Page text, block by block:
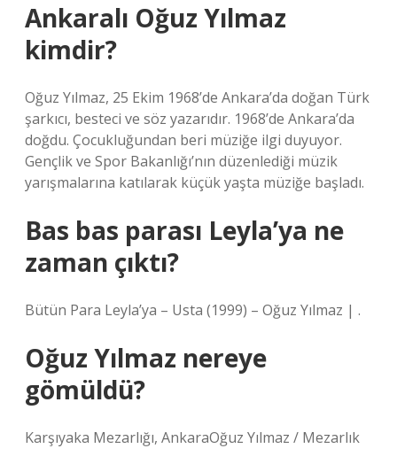
Ankaralı Oğuz Yılmaz
kimdir?
Oğuz Yılmaz, 25 Ekim 1968’de Ankara’da doğan Türk
şarkıcı, besteci ve söz yazarıdır. 1968’de Ankara’da
doğdu. Çocukluğundan beri müziğe ilgi duyuyor.
Gençlik ve Spor Bakanlığı’nın düzenlediği müzik
yarışmalarına katılarak küçük yaşta müziğe başladı.
Bas bas parası Leyla’ya ne
zaman çıktı?
Bütün Para Leyla’ya – Usta (1999) – Oğuz Yılmaz | .
Oğuz Yılmaz nereye
gömüldü?
Karşıyaka Mezarlığı, AnkaraOğuz Yılmaz / Mezarlık